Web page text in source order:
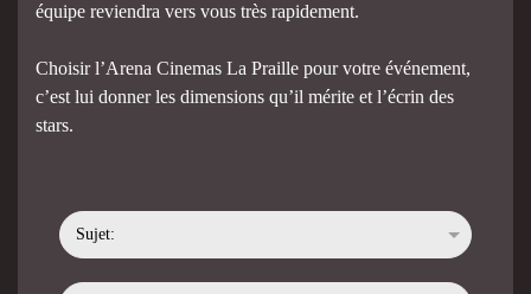
équipe reviendra vers vous très rapidement.
Choisir l’Arena Cinemas La Praille pour votre événement,
c’est lui donner les dimensions qu’il mérite et l’écrin des
stars.